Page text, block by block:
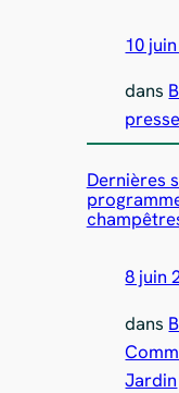
10
dans
presse
Dernières
8 juin
dans
Jardin